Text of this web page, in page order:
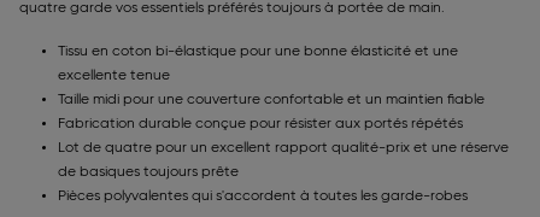
quatre garde vos essentiels préférés toujours à portée de main.
Tissu en coton bi-élastique pour une bonne élasticité et une
excellente tenue
Taille midi pour une couverture confortable et un maintien fiable
Fabrication durable conçue pour résister aux portés répétés
Lot de quatre pour un excellent rapport qualité-prix et une réserve
de basiques toujours prête
Pièces polyvalentes qui s'accordent à toutes les garde-robes